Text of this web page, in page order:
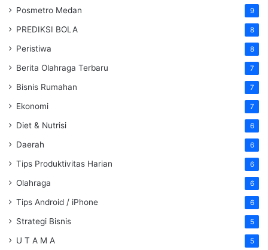
Posmetro Medan 9
PREDIKSI BOLA 8
Peristiwa 8
Berita Olahraga Terbaru 7
Bisnis Rumahan 7
Ekonomi 7
Diet & Nutrisi 6
Daerah 6
Tips Produktivitas Harian 6
Olahraga 6
Tips Android / iPhone 6
Strategi Bisnis 5
U T A M A 5